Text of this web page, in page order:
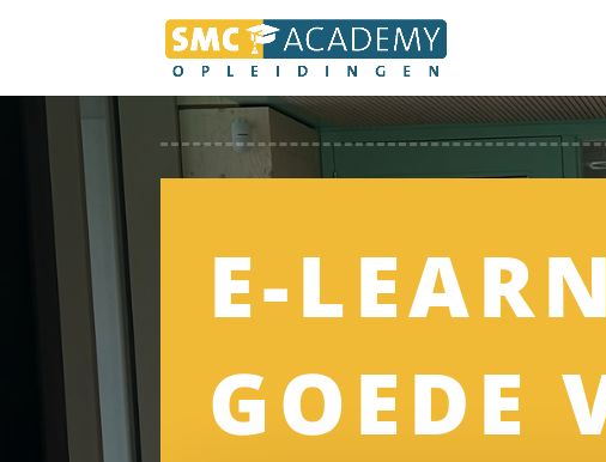
E-
GOEDE